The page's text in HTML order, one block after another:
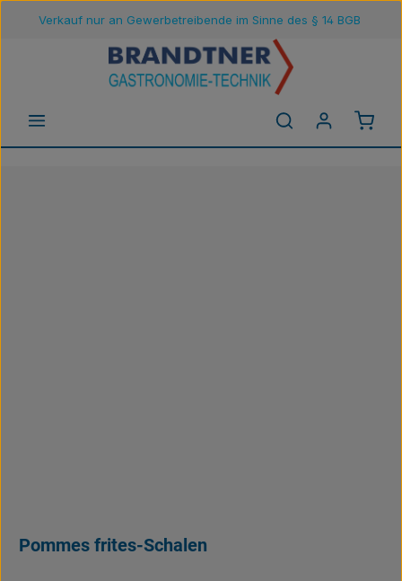
Zum Hauptinhalt springen
Verkauf nur an Gewerbetreibende im Sinne des § 14 BGB
Pommes frites-Schalen